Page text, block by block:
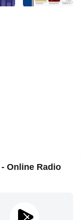
và thưởng thức
Bạn đặt tên cho
bạn. Và tất cả
Online Radio